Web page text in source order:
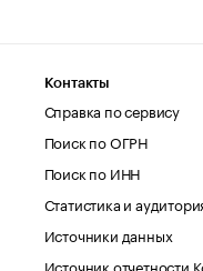
Контакты
Справка по сервису
Поиск по ОГРН
Поиск по ИНН
Статистика и
Источники данных
Источник отчетности